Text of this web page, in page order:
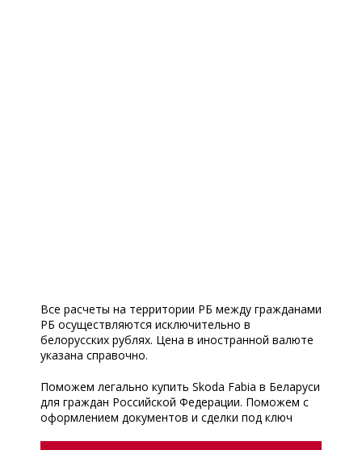
Все расчеты на территории РБ между гражданами
РБ осуществляются исключительно в
белорусских рублях. Цена в иностранной валюте
указана справочно.
Поможем легально купить Skoda Fabia в Беларуси
для граждан Российской Федерации. Поможем с
оформлением документов и сделки под ключ